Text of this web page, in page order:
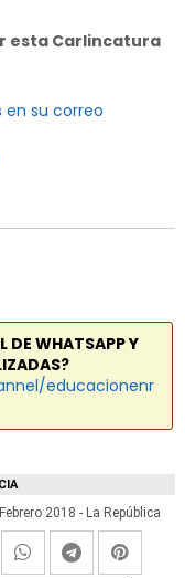
esta Carlincatura
en su correo
DE WHATSAPP Y
educacionenr
2018 - La República